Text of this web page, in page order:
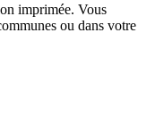
imprimée. Vous
ou dans votre